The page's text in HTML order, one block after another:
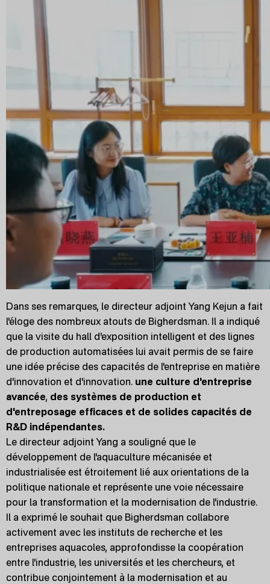
Dans ses remarques, le directeur adjoint Yang Kejun a fait
l'éloge des nombreux atouts de Bigherdsman. Il a indiqué
que la visite du hall d'exposition intelligent et des lignes
de production automatisées lui avait permis de se faire
une idée précise des capacités de l'entreprise en matière
d'innovation et d'innovation. une culture d'entreprise
avancée, des systèmes de production et
d'entreposage efficaces et de solides capacités de
R&D indépendantes.
Le directeur adjoint Yang a souligné que le
développement de l'aquaculture mécanisée et
industrialisée est étroitement lié aux orientations de la
politique nationale et représente une voie nécessaire
pour la transformation et la modernisation de l'industrie.
Il a exprimé le souhait que Bigherdsman collabore
activement avec les instituts de recherche et les
entreprises aquacoles, approfondisse la coopération
entre l'industrie, les universités et les chercheurs, et
contribue conjointement à la modernisation et au